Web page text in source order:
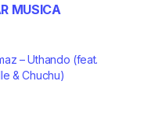
MUSICA
– Uthando (feat.
& Chuchu)